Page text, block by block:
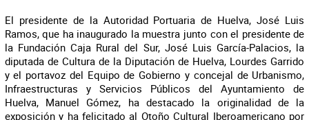
El presidente de la Autoridad Portuaria de Huelva, José Luis
Ramos, que ha inaugurado la muestra junto con el presidente de
la Fundación Caja Rural del Sur, José Luis García-Palacios, la
diputada de Cultura de la Diputación de Huelva, Lourdes Garrido
y el portavoz del Equipo de Gobierno y concejal de Urbanismo,
Infraestructuras y Servicios Públicos del Ayuntamiento de
Huelva, Manuel Gómez, ha destacado la originalidad de la
exposición y ha felicitado al Otoño Cultural Iberoamericano por